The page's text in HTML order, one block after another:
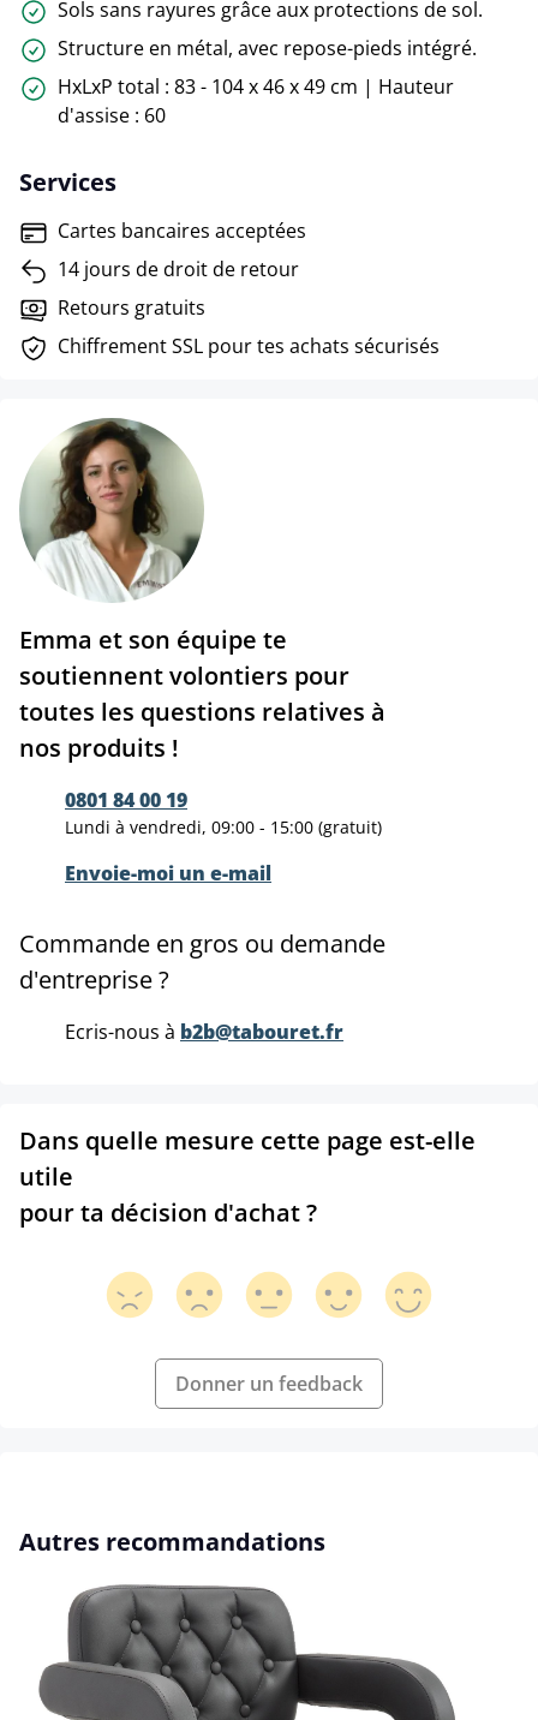
Sols sans rayures grâce aux protections de sol.
Structure en métal, avec repose-pieds intégré.
HxLxP total : 83 - 104 x 46 x 49 cm | Hauteur
d'assise : 60
Services
Cartes bancaires acceptées
14 jours de droit de retour
Retours gratuits
Chiffrement SSL pour tes achats sécurisés
Emma et son équipe te
soutiennent volontiers pour
toutes les questions relatives à
nos produits !
0801 84 00 19
Lundi à vendredi, 09:00 - 15:00 (gratuit)
Envoie-moi un e-mail
Commande en gros ou demande
d'entreprise ?
Ecris-nous à b2b@tabouret.fr
Dans quelle mesure cette page est-elle
utile
pour ta décision d'achat ?
Donner un feedback
Ignorer la galerie de produits
Autres recommandations